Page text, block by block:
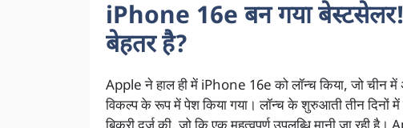
iPhone 16e बन गया
बेहतर है?
Apple ने हाल ही में iPhone 16e को लॉन्च किया, जो
विकल्प के रूप में पेश किया गया। लॉन्च के शुरुआती तीन